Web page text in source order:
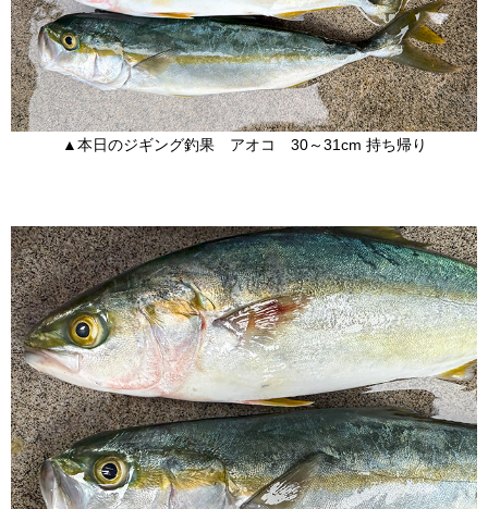
▲本日のジギング釣果 アオコ 30～31cm 持ち帰り